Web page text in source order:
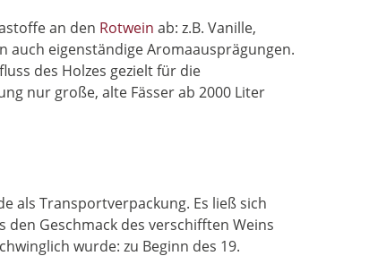
an den Rotwein ab: z.B. Vanille,
auch eigenständige Aromaausprägungen.
des Holzes gezielt für die
nur große, alte Fässer ab 2000 Liter
als Transportverpackung. Es ließ sich
Geschmack des verschifften Weins
wurde: zu Beginn des 19.